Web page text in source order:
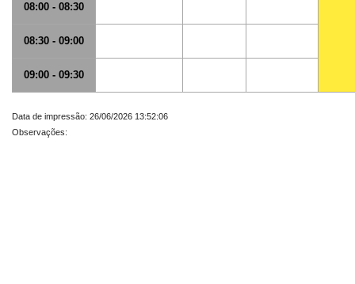
08:00 - 08:30
08:30 - 09:00
09:00 - 09:30
Data de impressão: 26/06/2026 13:52:06
Observações: